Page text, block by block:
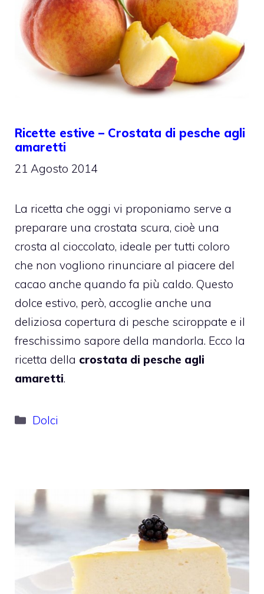
Ricette estive – Crostata di pesche agli
amaretti
21 Agosto 2014
La ricetta che oggi vi proponiamo serve a
preparare una crostata scura, cioè una
crosta al cioccolato, ideale per tutti coloro
che non vogliono rinunciare al piacere del
cacao anche quando fa più caldo. Questo
dolce estivo, però, accoglie anche una
deliziosa copertura di pesche sciroppate e il
freschissimo sapore della mandorla. Ecco la
ricetta della crostata di pesche agli
amaretti.
Categorie
Dolci